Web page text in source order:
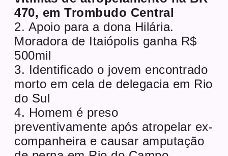
470, em Trombudo Central
2. Apoio para a dona Hilária.
Moradora de Itaiópolis ganha R$
500mil
3. Identificado o jovem encontrado
morto em cela de delegacia em Rio
do Sul
4. Homem é preso
preventivamente após atropelar ex-
companheira e causar amputação